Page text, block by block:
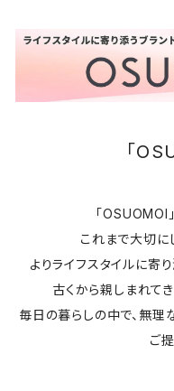
「
「OSUOMOI
これまで大切に
よりライフスタイルに寄
古くから親しまれて
毎日の暮らしの中で、無理
ご